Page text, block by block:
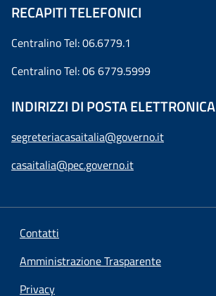
RECAPITI TELEFONICI
Centralino Tel: 06.6779.1
Centralino Tel: 06 6779.5999
INDIRIZZI DI POSTA ELETTRONICA
segreteriacasaitalia@governo.it
casaitalia@pec.governo.it
Contatti
Amministrazione Trasparente
Privacy